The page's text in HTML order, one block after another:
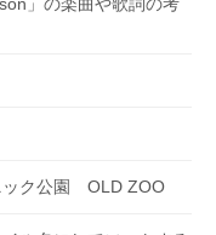
ック公園 OLD ZOO